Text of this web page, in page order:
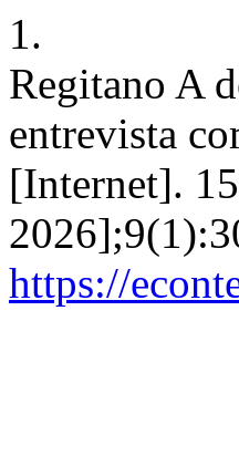
1.
Regitano A
entrevista
[Internet].
https://